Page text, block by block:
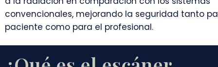
convencionales, mejorando la seguridad tanto
paciente como para el profesional.